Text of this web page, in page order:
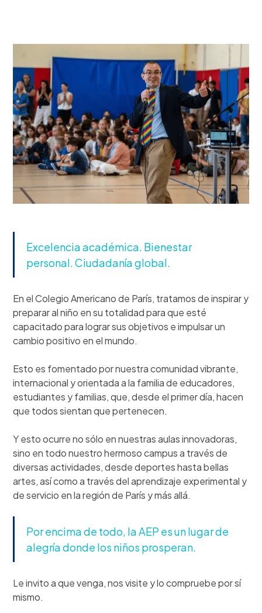
Excelencia académica. Bienestar
personal. Ciudadanía global.
En el Colegio Americano de París, tratamos de inspirar y
preparar al niño en su totalidad para que esté
capacitado para lograr sus objetivos e impulsar un
cambio positivo en el mundo.
Esto es fomentado por nuestra comunidad vibrante,
internacional y orientada a la familia de educadores,
estudiantes y familias, que, desde el primer día, hacen
que todos sientan que pertenecen.
Y esto ocurre no sólo en nuestras aulas innovadoras,
sino en todo nuestro hermoso campus a través de
diversas actividades, desde deportes hasta bellas
artes, así como a través del aprendizaje experimental y
de servicio en la región de París y más allá.
Por encima de todo, la AEP es un lugar de
alegría donde los niños prosperan.
Le invito a que venga, nos visite y lo compruebe por sí
mismo.